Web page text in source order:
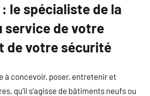
le spécialiste de la
service de votre
de votre sécurité
à concevoir, poser, entretenir et
qu’il s’agisse de bâtiments neufs ou